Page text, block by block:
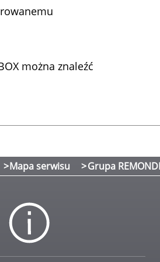
można znaleźć
Mapa serwisu Grupa